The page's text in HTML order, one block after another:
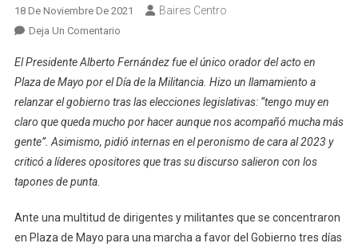
18 De Noviembre De 2021 Baires Centro
Deja Un ComentarioEn
Temperatura
Sigue
Subiendo
Tras
Las
Legislativas:
Y
El Presidente Alberto Fernández fue el único orador del acto en
Plaza de Mayo por el Día de la Militancia. Hizo un llamamiento a
relanzar el gobierno tras las elecciones legislativas: “tengo muy en
claro que queda mucho por hacer aunque nos acompañó mucha más
gente”. Asimismo, pidió internas en el peronismo de cara al 2023 y
criticó a líderes opositores que tras su discurso salieron con los
tapones de punta.
Ante una multitud de dirigentes y militantes que se concentraron
en Plaza de Mayo para una marcha a favor del Gobierno tres días